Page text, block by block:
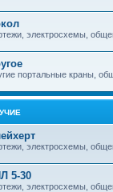
электросхемы,
портальные краны,
электросхемы,
5-30
электросхемы,